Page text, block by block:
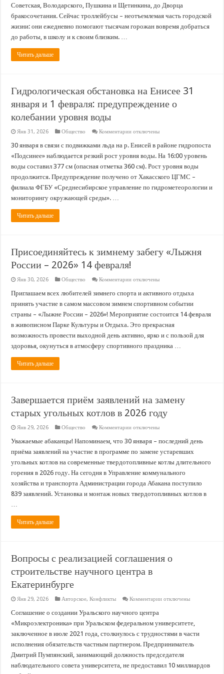
на
службе
Советская, Володарского, Пушкина и Щетинкина, до Дворца
бракосочетания. Сейчас троллейбусы – неотъемлемая часть городской
жизни: они ежедневно помогают тысячам горожан вовремя добраться
до работы, в школу и к своим близким. …
Читать дальше
Гидрологическая обстановка на Енисее 31
января и 1 февраля: предупреждение о
колебании уровня воды
Янв 31, 2026 Общество Комментариик
Гидрологическая
обстановка
на
Енисее
31
января
1
отключены
30 января в связи с подвижками льда на р. Енисей в районе гидропоста
«Подсинее» наблюдается резкий рост уровня воды. На 16:00 уровень
воды составил 377 см (опасная отметка 360 см). Рост уровня воды
продолжится. Предупреждение получено от Хакасского ЦГМС –
филиала ФГБУ «Среднесибирское управление по гидрометеорологии и
мониторингу окружающей среды». …
Читать дальше
Присоединяйтесь к зимнему забегу «Лыжня
России – 2026» 14 февраля!
Янв 30, 2026 Общество Комментариик
Присоединяйтесь
зимнему
«Лыжня
России
2026»
14
февраля!
отключены
Приглашаем всех любителей зимнего спорта и активного отдыха
принять участие в самом массовом зимнем спортивном событии
страны – «Лыжне России – 2026»! Мероприятие состоится 14 февраля
в живописном Парке Культуры и Отдыха. Это прекрасная
возможность провести выходной день активно, ярко и с пользой для
здоровья, окунуться в атмосферу спортивного праздника …
Читать дальше
Завершается приём заявлений на замену
старых угольных котлов в 2026 году
Янв 29, 2026 Общество Комментариик
Завершается
приём
заявлений
замену
старых
котлов
в
2026
отключены
Уважаемые абаканцы! Напоминаем, что 30 января – последний день
приёма заявлений на участие в программе по замене устаревших
угольных котлов на современные твердотопливные котлы длительного
горения в 2026 году. На сегодня в Управление коммунального
хозяйства и транспорта Администрации города Абакана поступило
839 заявлений. Установка и монтаж новых твердотопливных котлов в
…
Читать дальше
Вопросы с реализацией соглашения о
строительстве научного центра в
Екатеринбурге
Янв 29, 2026 Авторское,Конфликты Комментариик
реализацией
о
строительстве
центра
в
Екатеринбурге
отключены
Соглашение о создании Уральского научного центра
«Микроэлектроника» при Уральском федеральном университете,
заключенное в июле 2021 года, столкнулось с трудностями в части
исполнения обязательств частным партнером. Предприниматель
Дмитрий Пумпянский, занимающий должность председателя
наблюдательного совета университета, не предоставил 10 миллиардов